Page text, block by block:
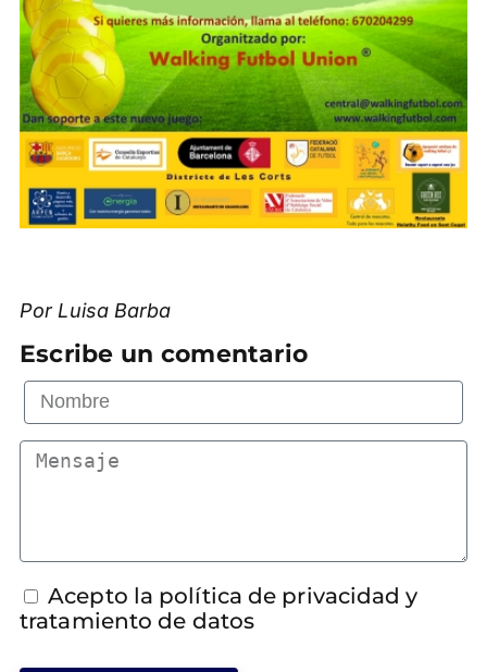
Por Luisa Barba
Escribe un comentario
Acepto la política de privacidad y
tratamiento de datos